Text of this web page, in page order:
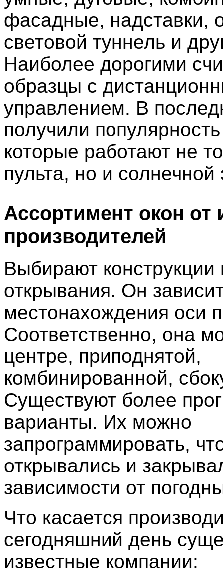
фасадные, надставки,
световой туннель и
Наиболее дорогими
образцы с
управлением. В
получили
которые работают не
пульта, но и солнечной
Ассортимент окон от
производителей
Выбирают конструкции
открывания. Он
местонахождения оси
Соответственно, она
центре, приподнятой,
комбинированной,
Существуют более
варианты. Их можно
запрограммировать,
открывались и
зависимости от
Что касается
сегодняшний день
известные компании: